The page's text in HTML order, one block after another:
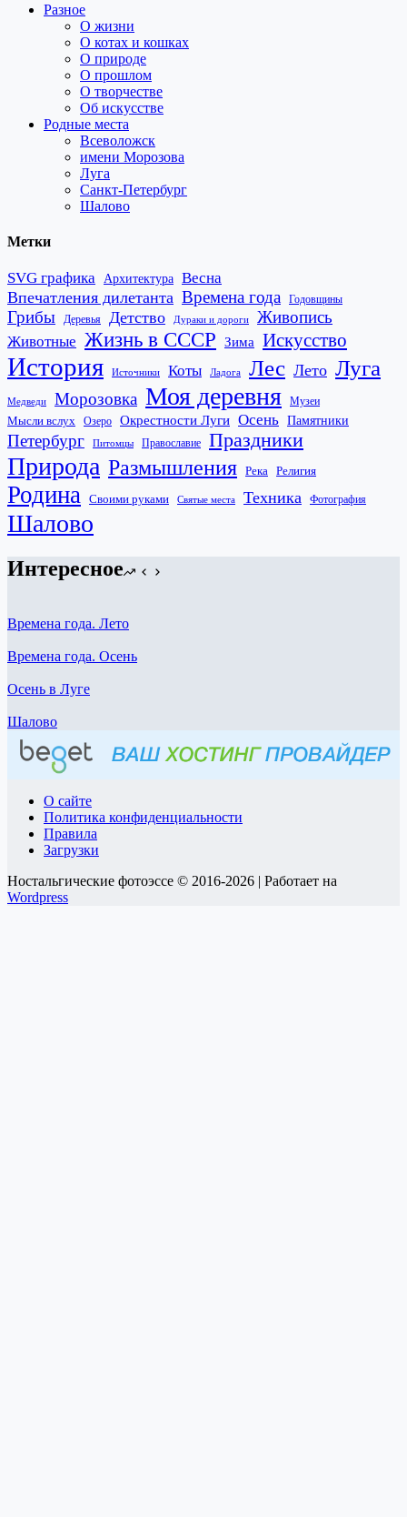
Разное
О жизни
О котах и кошках
О природе
О прошлом
О творчестве
Об искусстве
Родные места
Всеволожск
имени Морозова
Луга
Санкт-Петербург
Шалово
Метки
SVG графика Архитектура Весна
Впечатления дилетанта Времена года Годовщины
Грибы Деревья Детство Дураки и дороги Живопись
Животные Жизнь в СССР Зима Искусство
История Источники Коты Ладога Лес Лето Луга
Медведи Морозовка Моя деревня
Музеи
Мысли вслух
Озеро Окрестности Луги Осень Памятники
Петербург Питомцы Православие Праздники
Природа Размышления Река Религия
Родина Своими руками Святые места Техника Фотография
Шалово
Интересное
Времена года. Лето
Времена года. Осень
Осень в Луге
Шалово
О сайте
Политика конфиденциальности
Правила
Загрузки
Ностальгические фотоэссе © 2016-2026 | Работает на
Wordpress